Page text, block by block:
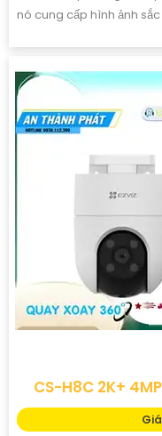
CAMERA WIFI
Giá
Camera IP Wifi CS-H8c-
nét đến 4.0 megapixel,